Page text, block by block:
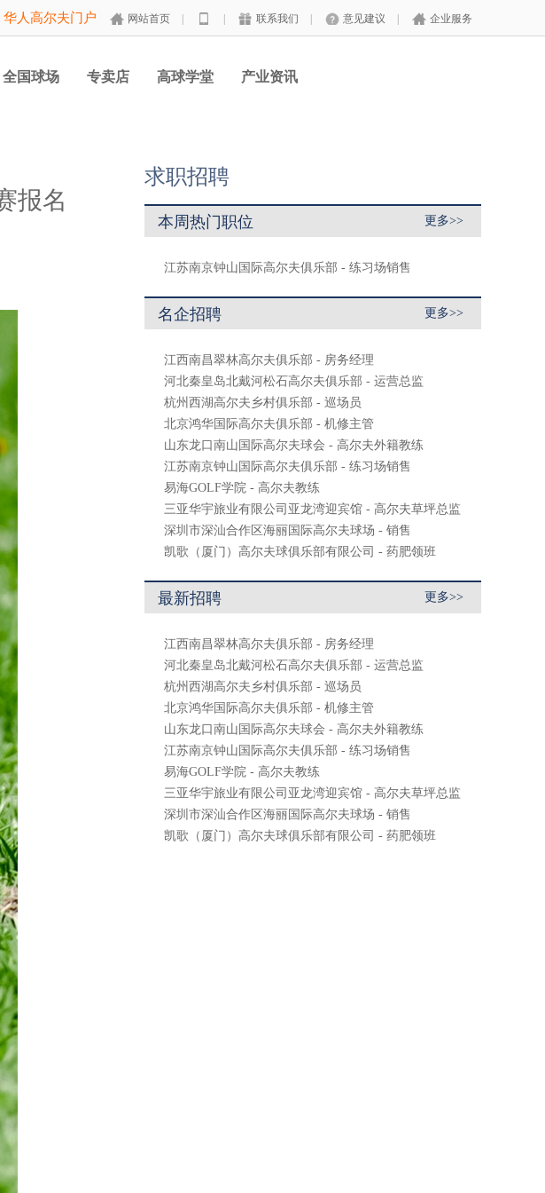
华人高尔夫门户 网站首页 联系我们 意见建议 企业服务
全国球场 专卖店 高球学堂 产业资讯
报名
求职招聘
本周热门职位 更多>>
江苏南京钟山国际高尔夫俱乐部 - 练习场销售
名企招聘 更多>>
江西南昌翠林高尔夫俱乐部 - 房务经理
河北秦皇岛北戴河松石高尔夫俱乐部 - 运营总监
杭州西湖高尔夫乡村俱乐部 - 巡场员
北京鸿华国际高尔夫俱乐部 - 机修主管
山东龙口南山国际高尔夫球会 - 高尔夫外籍教练
江苏南京钟山国际高尔夫俱乐部 - 练习场销售
易海GOLF学院 - 高尔夫教练
三亚华宇旅业有限公司亚龙湾迎宾馆 - 高尔夫草坪总监
深圳市深汕合作区海丽国际高尔夫球场 - 销售
凯歌（厦门）高尔夫球俱乐部有限公司 - 药肥领班
最新招聘 更多>>
江西南昌翠林高尔夫俱乐部 - 房务经理
河北秦皇岛北戴河松石高尔夫俱乐部 - 运营总监
杭州西湖高尔夫乡村俱乐部 - 巡场员
北京鸿华国际高尔夫俱乐部 - 机修主管
山东龙口南山国际高尔夫球会 - 高尔夫外籍教练
江苏南京钟山国际高尔夫俱乐部 - 练习场销售
易海GOLF学院 - 高尔夫教练
三亚华宇旅业有限公司亚龙湾迎宾馆 - 高尔夫草坪总监
深圳市深汕合作区海丽国际高尔夫球场 - 销售
凯歌（厦门）高尔夫球俱乐部有限公司 - 药肥领班